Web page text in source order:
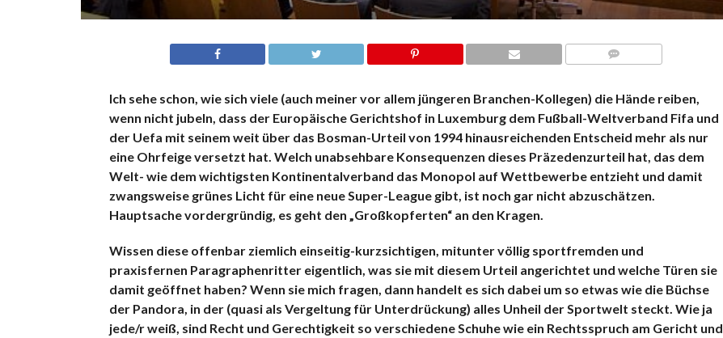
Ich sehe schon, wie sich viele (auch meiner vor allem jüngeren Branchen-Kollegen) die Hände reiben,
wenn nicht jubeln, dass der Europäische Gerichtshof in Luxemburg dem Fußball-Weltverband Fifa und
der Uefa mit seinem weit über das Bosman-Urteil von 1994 hinausreichenden Entscheid mehr als nur
eine Ohrfeige versetzt hat. Welch unabsehbare Konsequenzen dieses Präzedenzurteil hat, das dem
Welt- wie dem wichtigsten Kontinentalverband das Monopol auf Wettbewerbe entzieht und damit
zwangsweise grünes Licht für eine neue Super-League gibt, ist noch gar nicht abzuschätzen.
Hauptsache vordergründig, es geht den „Großkopferten“ an den Kragen.
Wissen diese offenbar ziemlich einseitig-kurzsichtigen, mitunter völlig sportfremden und
praxisfernen Paragraphenritter eigentlich, was sie mit diesem Urteil angerichtet und welche Türen sie
damit geöffnet haben? Wenn sie mich fragen, dann handelt es sich dabei um so etwas wie die Büchse
der Pandora, in der (quasi als Vergeltung für Unterdrückung) alles Unheil der Sportwelt steckt. Wie ja
jede/r weiß, sind Recht und Gerechtigkeit so verschiedene Schuhe wie ein Rechtsspruch am Gericht und